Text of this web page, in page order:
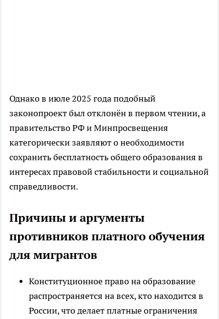
Однако в июле 2025 года подобный
законопроект был отклонён в первом чтении, а
правительство РФ и Минпросвещения
категорически заявляют о необходимости
сохранить бесплатность общего образования в
интересах правовой стабильности и социальной
справедливости.
Причины и аргументы
противников платного обучения
для мигрантов
Конституционное право на образование
распространяется на всех, кто находится в
России, что делает платные ограничения